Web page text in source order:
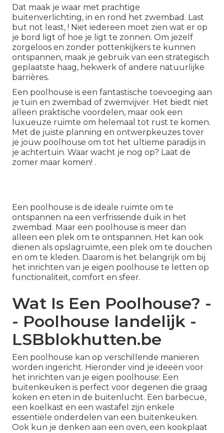
Dat maak je waar met prachtige
buitenverlichting, in en rond het zwembad. Last
but not least, ! Niet iedereen moet zien wat er op
je bord ligt of hoe je ligt te zonnen. Om jezelf
zorgeloos en zonder pottenkijkers te kunnen
ontspannen, maak je gebruik van een strategisch
geplaatste haag, hekwerk of andere natuurlijke
barrières.
Een poolhouse is een fantastische toevoeging aan
je tuin en zwembad of zwemvijver. Het biedt niet
alleen praktische voordelen, maar ook een
luxueuze ruimte om helemaal tot rust te komen.
Met de juiste planning en ontwerpkeuzes tover
je jouw poolhouse om tot het ultieme paradijs in
je achtertuin. Waar wacht je nog op? Laat de
zomer maar komen! .
Een poolhouse is de ideale ruimte om te
ontspannen na een verfrissende duik in het
zwembad. Maar een poolhouse is meer dan
alleen een plek om te ontspannen. Het kan ook
dienen als opslagruimte, een plek om te douchen
en om te kleden. Daarom is het belangrijk om bij
het inrichten van je eigen poolhouse te letten op
functionaliteit, comfort en sfeer.